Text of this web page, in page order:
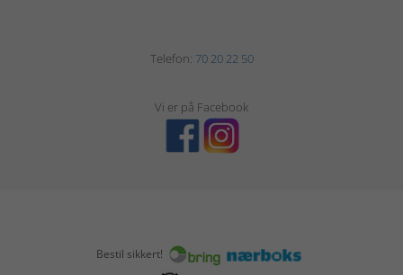
Telefon: 70 20 22 50
Vi er på Facebook
Bestil sikkert!